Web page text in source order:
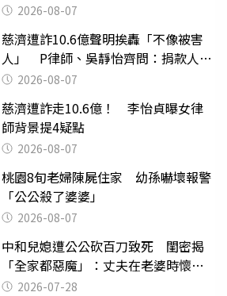
2026-08-07
慈濟遭詐10.6億聲明挨轟「不像被害
人」 P律師、吳靜怡齊問：捐款人有
權知道真相
2026-08-07
慈濟遭詐走10.6億！ 李怡貞曝女律
師背景提4疑點
2026-08-07
桃園8旬老婦陳屍住家 幼孫嚇壞報警
「公公殺了婆婆」
2026-08-07
中和兒媳遭公公砍百刀致死 閨密揭
「全家都惡魔」：丈夫在老婆時懷孕
摔東西
2026-07-28